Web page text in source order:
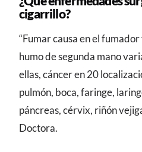
cigarrillo?
“Fumar causa en el
humo de segunda mano
ellas, cáncer en 20
pulmón, boca, faringe,
páncreas, cérvix, riñón
Doctora.